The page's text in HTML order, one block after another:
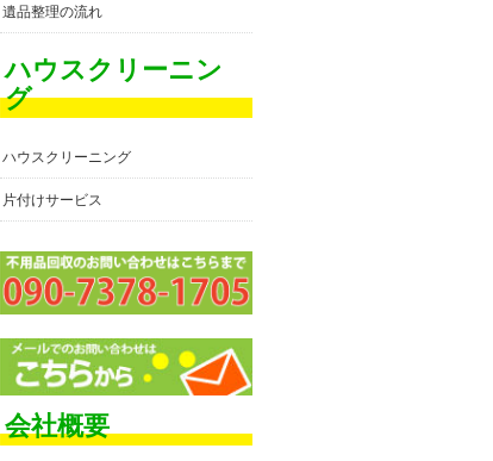
遺品整理の流れ
ハウスクリーニン
グ
ハウスクリーニング
片付けサービス
会社概要